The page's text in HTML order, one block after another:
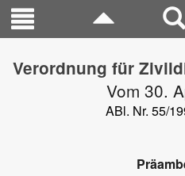
Verordnung für
Vom 30.
ABl. Nr. 55/